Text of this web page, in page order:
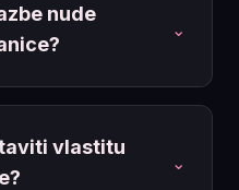
nude
⌄
vlastitu
⌄